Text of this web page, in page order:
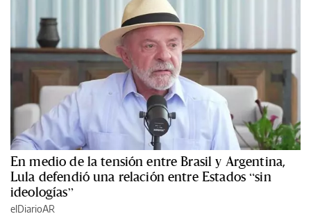
En medio de la tensión entre Brasil y Argentina,
Lula defendió una relación entre Estados “sin
ideologías”
elDiarioAR